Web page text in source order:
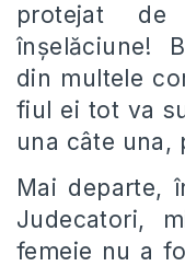
protejat de
înșelăciune!
din multele
fiul ei tot va
una câte una,
Mai departe,
Judecatori,
femeie nu a